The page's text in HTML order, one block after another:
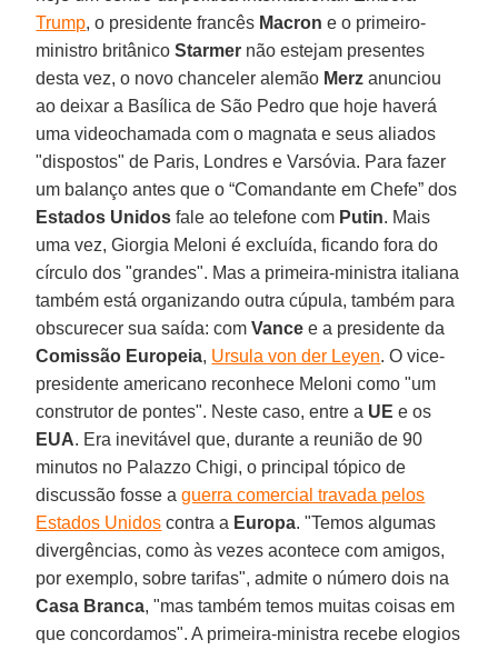
Trump, o presidente francês Macron e o primeiro-
ministro britânicoStarmer não estejam presentes
desta vez, o novo chanceler alemão Merz anunciou
ao deixar a Basílica de São Pedro que hoje haverá
uma videochamada com o magnata e seus aliados
"dispostos" de Paris, Londres e Varsóvia. Para fazer
um balanço antes que o “Comandante em Chefe” dos
Estados Unidos fale ao telefone com Putin. Mais
uma vez, Giorgia Meloni é excluída, ficando fora do
círculo dos "grandes". Mas a primeira-ministra italiana
também está organizando outra cúpula, também para
obscurecer sua saída: comVance e a presidente da
Comissão Europeia, Ursula von der Leyen. O vice-
presidente americano reconhece Meloni como "um
construtor de pontes". Neste caso, entre a UE e os
EUA. Era inevitável que, durante a reunião de 90
minutos no Palazzo Chigi, o principal tópico de
discussão fosse aguerra comercial travada pelos
Estados Unidos contra a Europa. "Temos algumas
divergências, como às vezes acontece com amigos,
por exemplo, sobre tarifas", admite o número dois na
Casa Branca, "mas também temos muitas coisas em
que concordamos". A primeira-ministra recebe elogios